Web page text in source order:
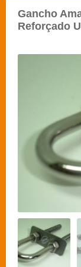
Gancho
Reforçado